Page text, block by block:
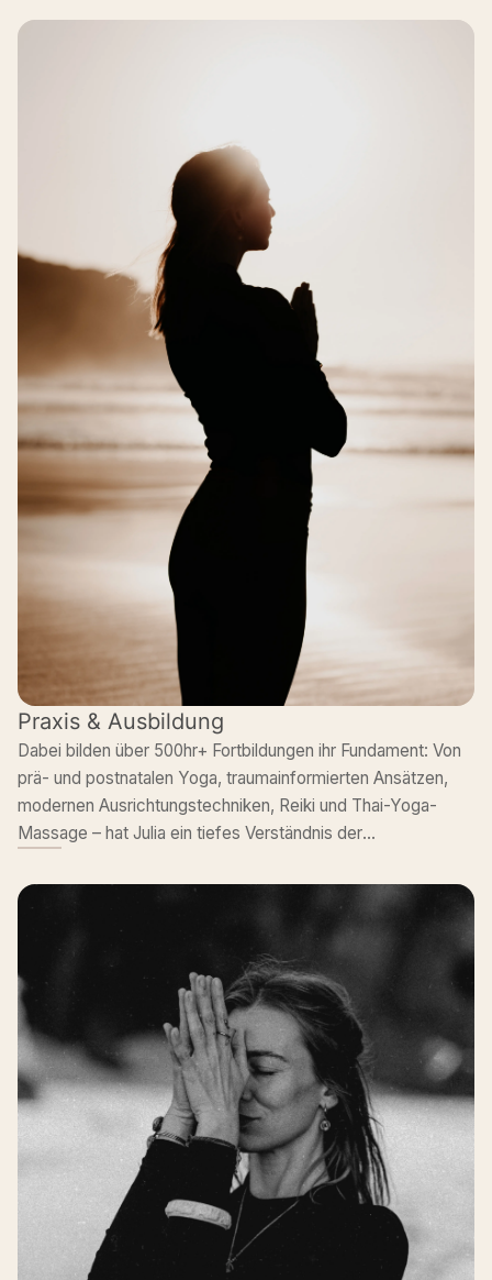
Beziehungen und Kommunikation mit, wobei sie die Tradition
Praxis & Ausbildung
Dabei bilden über 500hr+ Fortbildungen ihr Fundament: Von
prä- und postnatalen Yoga, traumainformierten Ansätzen,
modernen Ausrichtungstechniken, Reiki und Thai-Yoga-
Massage – hat Julia ein tiefes Verständnis der
und sichere Erfahrung, um tiefer in die eigene Praxis
einzutauchen.